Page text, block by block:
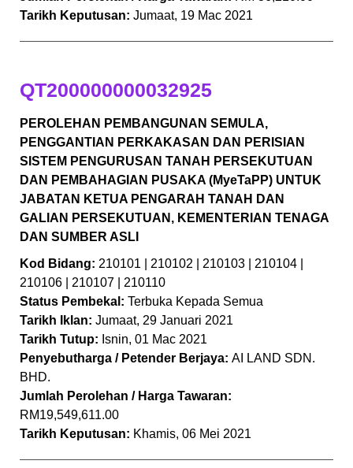
Tarikh Keputusan: Jumaat, 19 Mac 2021
QT200000000032925
PEROLEHAN PEMBANGUNAN SEMULA,
PENGGANTIAN PERKAKASAN DAN PERISIAN
SISTEM PENGURUSAN TANAH PERSEKUTUAN
DAN PEMBAHAGIAN PUSAKA (MyeTaPP) UNTUK
JABATAN KETUA PENGARAH TANAH DAN
GALIAN PERSEKUTUAN, KEMENTERIAN TENAGA
DAN SUMBER ASLI
Kod Bidang: 210101 | 210102 | 210103 | 210104 |
210106 | 210107 | 210110
Status Pembekal: Terbuka Kepada Semua
Tarikh Iklan: Jumaat, 29 Januari 2021
Tarikh Tutup: Isnin, 01 Mac 2021
Penyebutharga / Petender Berjaya: AI LAND SDN.
BHD.
Jumlah Perolehan / Harga Tawaran:
RM19,549,611.00
Tarikh Keputusan: Khamis, 06 Mei 2021